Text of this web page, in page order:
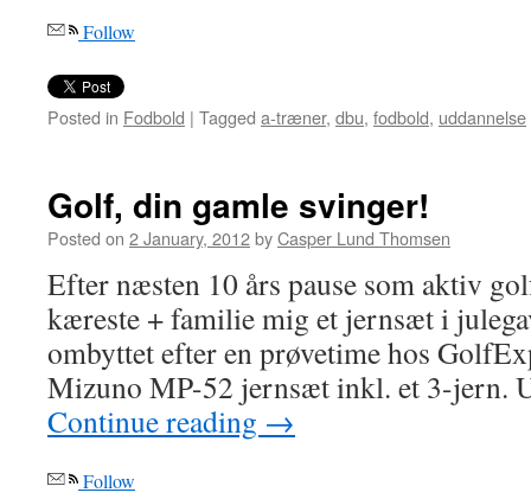
Follow
Posted in Fodbold | Tagged a-træner, dbu, fodbold, uddannelse
Golf, din gamle svinger!
Posted on 2 January, 2012byCasper Lund Thomsen
Efter næsten 10 års pause som aktiv
kæreste + familie mig et jernsæt i
ombyttet efter en prøvetime hos
Mizuno MP-52 jernsæt inkl. et 3-jern.
Continue reading →
Follow